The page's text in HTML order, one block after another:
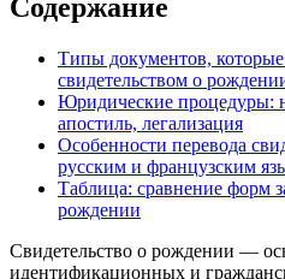
Содержание
Типы документов, которые
свидетельством о
Юридические процедуры:
апостиль, легализация
Особенности перевода
русским и французским
Таблица: сравнение форм
рождении
Свидетельство о рождении —
идентификационных и